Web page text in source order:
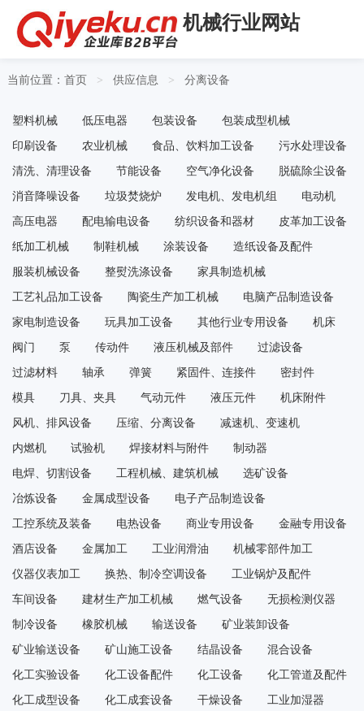
机械行业网站
当前位置： 首页 > 供应信息 > 分离设备
塑料机械 低压电器 包装设备
包装成型机械
印刷设备
农业机械 食品、饮料加工设备
污水处理设备
清洗、清理设备
节能设备 空气净化设备
脱硫除尘设备
消音降噪设备
垃圾焚烧炉 发电机、发电机组
电动机
高压电器
配电输电设备 纺织设备和器材
皮革加工设备
纸加工机械
制鞋机械 涂装设备
造纸设备及配件
服装机械设备
整熨洗涤设备
家具制造机械
工艺礼品加工设备
陶瓷生产加工机械
电脑产品制造设备
家电制造设备
玩具加工设备 其他行业专用设备
机床
阀门
泵 传动件 液压机械及部件
过滤设备
过滤材料
轴承 弹簧 紧固件、连接件
密封件
模具
刀具、夹具 气动元件 液压元件
机床附件
风机、排风设备
压缩、分离设备
减速机、变速机
内燃机
试验机 焊接材料与附件
制动器
电焊、切割设备
工程机械、建筑机械
选矿设备
冶炼设备
金属成型设备
电子产品制造设备
工控系统及装备
电热设备 商业专用设备
金融专用设备
酒店设备
金属加工 工业润滑油
机械零部件加工
仪器仪表加工
换热、制冷空调设备
工业锅炉及配件
车间设备
建材生产加工机械 燃气设备
无损检测仪器
制冷设备
橡胶机械 输送设备
矿业装卸设备
矿业输送设备
矿山施工设备 结晶设备
混合设备
化工实验设备
化工设备配件 化工设备
化工管道及配件
化工成型设备
化工成套设备 干燥设备
工业加湿器